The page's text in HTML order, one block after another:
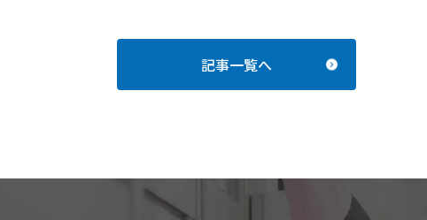
記事一覧へ